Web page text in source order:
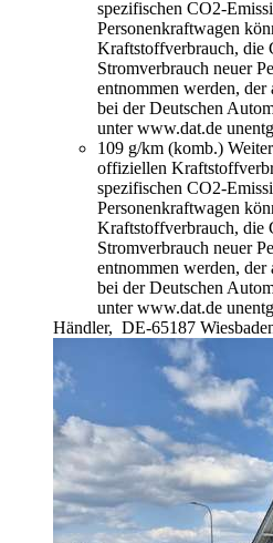
spezifischen CO2-
Personenkraftwagen
Kraftstoffverbrauch, die
Stromverbrauch neuer
entnommen werden, der
bei der Deutschen
unter www.dat.de
109 g/km (komb.)
offiziellen
spezifischen CO2-
Personenkraftwagen
Kraftstoffverbrauch, die
Stromverbrauch neuer
entnommen werden, der
bei der Deutschen
unter www.dat.de
Händler, DE-65187